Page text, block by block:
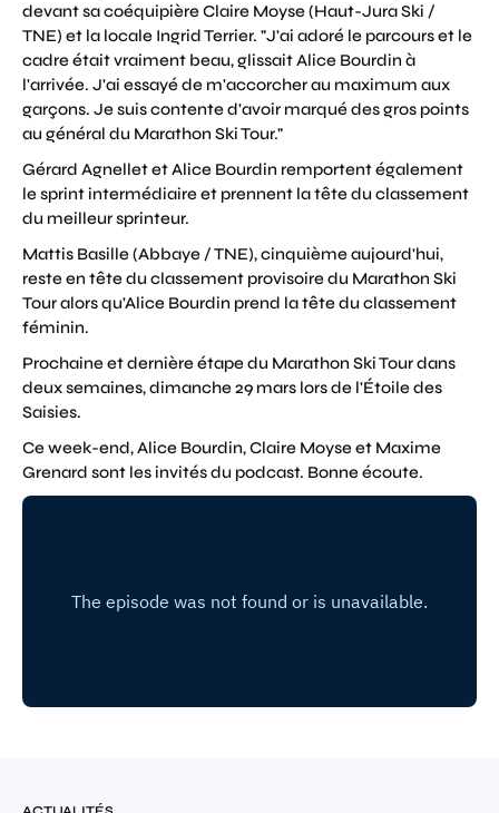
devant sa coéquipièreClaire Moyse (Haut-Jura Ski /
TNE) et la locale Ingrid Terrier. "J'ai adoré le parcours et le
cadre était vraiment beau, glissait Alice Bourdin à
l'arrivée. J'ai essayé de m'accorcher au maximum aux
garçons. Je suis contente d'avoir marqué des gros points
au général du Marathon Ski Tour."
Gérard Agnellet et Alice Bourdin remportent également
le sprint intermédiaire et prennent la tête du classement
du meilleur sprinteur.
Mattis Basille (Abbaye / TNE), cinquième aujourd'hui,
reste en tête du classement provisoire du Marathon Ski
Tour alors qu'Alice Bourdin prend la tête du classement
féminin.
Prochaine et dernière étape du Marathon Ski Tour dans
deux semaines, dimanche 29 mars lors de l'Étoile des
Saisies.
Ce week-end, Alice Bourdin, Claire Moyse et Maxime
Grenard sont les invités du podcast. Bonne écoute.